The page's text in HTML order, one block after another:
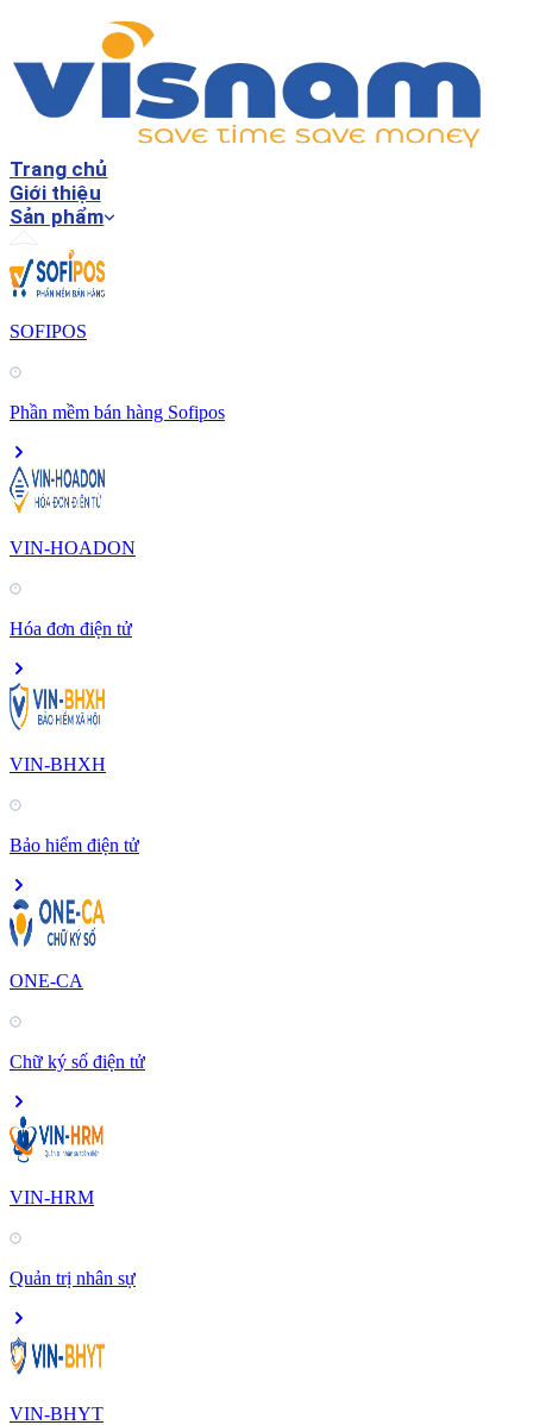
Trang chủ
Giới thiệu
Sản phẩm
SOFIPOS
Phần mềm bán hàng Sofipos
VIN-HOADON
Hóa đơn điện tử
VIN-BHXH
Bảo hiểm điện tử
ONE-CA
Chữ ký số điện tử
VIN-HRM
Quản trị nhân sự
VIN-BHYT